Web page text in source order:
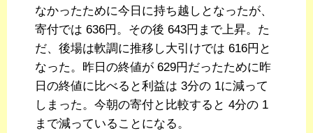
なかったために今日に持ち越しとなったが、
寄付では 636円。その後 643円まで上昇。た
だ、後場は軟調に推移し大引けでは 616円と
なった。昨日の終値が 629円だったために昨
日の終値に比べると利益は 3分の 1に減って
しまった。今朝の寄付と比較すると 4分の 1
まで減っていることになる。